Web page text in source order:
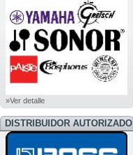
»Ver detalle
DISTRIBUIDOR AUTORIZADO
BOSS